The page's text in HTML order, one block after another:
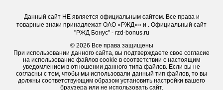
Данный сайт НЕ является официальным сайтом. Все права и
товарные знаки принадлежат ОАО «РЖД»» и . Официальный сайт
"РЖД Бонус" - rzd-bonus.ru
© 2026 Все права защищены
При использовании данного сайта, вы подтверждаете свое согласие
на использование файлов cookie в соответствии с настоящим
уведомлением в отношении данного типа файлов. Если вы не
согласны с тем, чтобы мы использовали данный тип файлов, то вы
должны соответствующим образом установить настройки вашего
браузера или не использовать сайт.